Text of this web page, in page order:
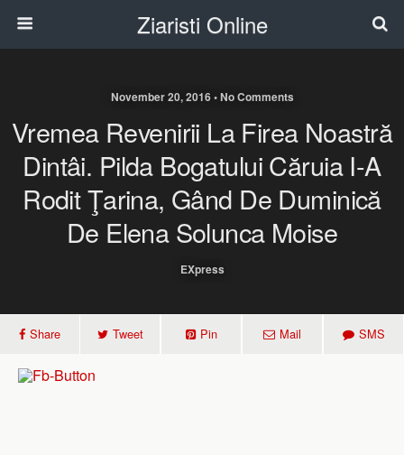
Ziaristi Online
November 20, 2016 • No Comments
Vremea Revenirii La Firea Noastră
Dintâi. Pilda Bogatului Căruia I-A
Rodit Ţarina, Gând De Duminică
De Elena Solunca Moise
EXpress
Share Tweet Pin Mail SMS